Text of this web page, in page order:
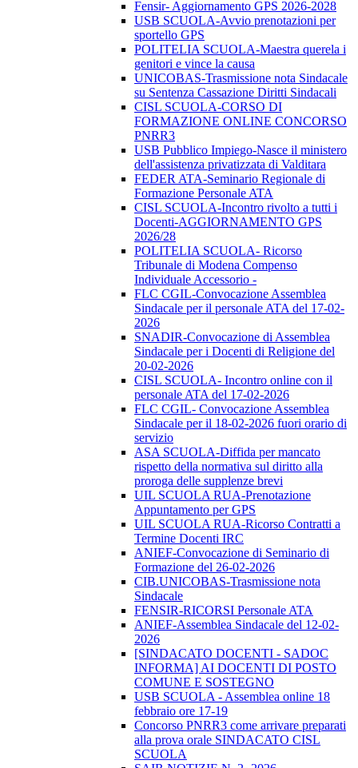
Fensir- Aggiornamento GPS 2026-2028
USB SCUOLA-Avvio prenotazioni per
sportello GPS
POLITELIA SCUOLA-Maestra querela i
genitori e vince la causa
UNICOBAS-Trasmissione nota Sindacale
su Sentenza Cassazione Diritti Sindacali
CISL SCUOLA-CORSO DI
FORMAZIONE ONLINE CONCORSO
PNRR3
USB Pubblico Impiego-Nasce il ministero
dell'assistenza privatizzata di Valditara
FEDER ATA-Seminario Regionale di
Formazione Personale ATA
CISL SCUOLA-Incontro rivolto a tutti i
Docenti-AGGIORNAMENTO GPS
2026/28
POLITELIA SCUOLA- Ricorso
Tribunale di Modena Compenso
Individuale Accessorio -
FLC CGIL-Convocazione Assemblea
Sindacale per il personale ATA del 17-02-
2026
SNADIR-Convocazione di Assemblea
Sindacale per i Docenti di Religione del
20-02-2026
CISL SCUOLA- Incontro online con il
personale ATA del 17-02-2026
FLC CGIL- Convocazione Assemblea
Sindacale per il 18-02-2026 fuori orario di
servizio
ASA SCUOLA-Diffida per mancato
rispetto della normativa sul diritto alla
proroga delle supplenze brevi
UIL SCUOLA RUA-Prenotazione
Appuntamento per GPS
UIL SCUOLA RUA-Ricorso Contratti a
Termine Docenti IRC
ANIEF-Convocazione di Seminario di
Formazione del 26-02-2026
CIB.UNICOBAS-Trasmissione nota
Sindacale
FENSIR-RICORSI Personale ATA
ANIEF-Assemblea Sindacale del 12-02-
2026
[SINDACATO DOCENTI - SADOC
INFORMA] AI DOCENTI DI POSTO
COMUNE E SOSTEGNO
USB SCUOLA - Assemblea online 18
febbraio ore 17-19
Concorso PNRR3 come arrivare preparati
alla prova orale SINDACATO CISL
SCUOLA